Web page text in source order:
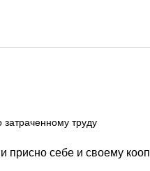
затраченному труду
себе и своему